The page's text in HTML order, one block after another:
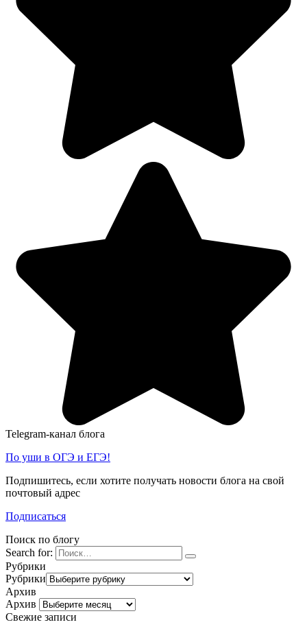
Telegram-канал блога
По уши в ОГЭ и ЕГЭ!
Подпишитесь, если хотите получать новости блога на свой
почтовый адрес
Подписаться
Поиск по блогу
Search for:
Рубрики
Рубрики
Архив
Архив
Свежие записи